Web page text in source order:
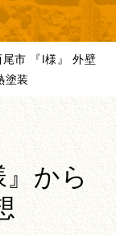
尾市 『I様』 外壁
塗装
から